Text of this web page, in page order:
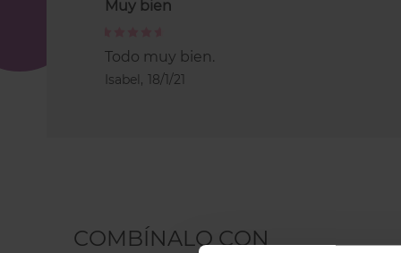
Muy bien
Todo muy bien.
Isabel, 18/1/21
COMBÍNALO CON